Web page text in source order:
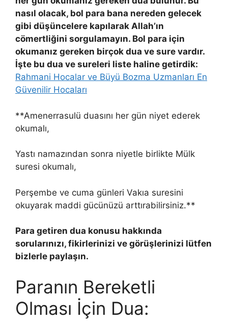
nasıl olacak, bol para bana nereden gelecek
gibi düşüncelere kapılarak Allah’ın
cömertliğini sorgulamayın. Bol para için
okumanız gereken birçok dua ve sure vardır.
İşte bu dua ve sureleri liste haline getirdik:
Rahmani Hocalar ve Büyü Bozma Uzmanları En
Güvenilir Hocaları
**Amenerrasulü duasını her gün niyet ederek
okumalı,
Yastı namazından sonra niyetle birlikte Mülk
suresi okumalı,
Perşembe ve cuma günleri Vakıa suresini
okuyarak maddi gücünüzü arttırabilirsiniz.**
Para getiren dua konusu hakkında
sorularınızı, fikirlerinizi ve görüşlerinizi lütfen
bizlerle paylaşın.
Paranın Bereketli
Olması İçin Dua: